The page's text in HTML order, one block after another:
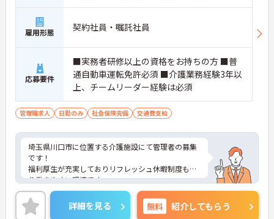
雇用形態 契約社員・嘱託社員
応募要件
■実務者研修以上の資格をお持ちの方 ■普
通自動車運転免許必須 ■介護業務経験3年以
上、チームリーダー経験は必須
管理職求人 日勤のみ 社会保険完備 交通費支給
埼玉県川口市に位置する介護施設にて管理者の募集
です！
福利厚生が充実しておりリフレッシュ休暇制度もあ
り働きやすい環境です。
ご興味ある方には、面接対策ポイントなど、さらに
詳細をお話しいたしますのでお気軽にご相談くださ
い！
詳細を見る 無料 紹介してもらう